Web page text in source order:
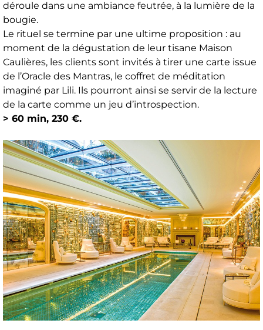
déroule dans une ambiance feutrée, à la lumière de la
bougie.
Le rituel se termine par une ultime proposition : au
moment de la dégustation de leur tisane Maison
Caulières, les clients sont invités à tirer une carte issue
de l’Oracle des Mantras, le coffret de méditation
imaginé par Lili. Ils pourront ainsi se servir de la lecture
de la carte comme un jeu d’introspection.
> 60 min, 230 €.